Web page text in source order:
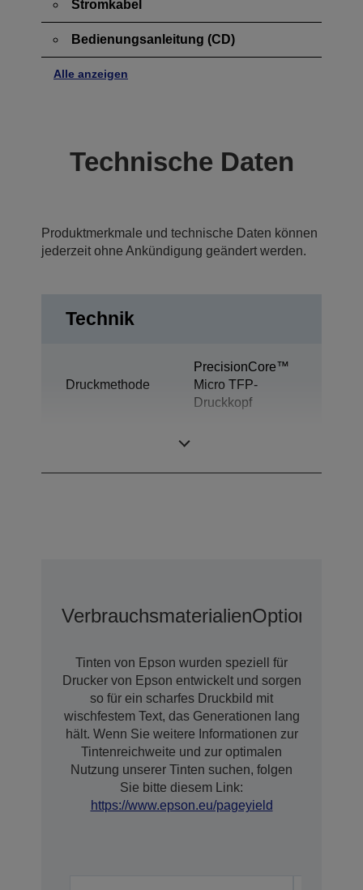
Stromkabel
Bedienungsanleitung (CD)
Alle anzeigen
Technische Daten
Produktmerkmale und technische Daten können
jederzeit ohne Ankündigung geändert werden.
Technik
Druckmethode
PrecisionCore™
Micro TFP-
Druckkopf
VerbrauchsmaterialienOptionen
Tinten von Epson wurden speziell für
Drucker von Epson entwickelt und sorgen
so für ein scharfes Druckbild mit
wischfestem Text, das Generationen lang
hält. Wenn Sie weitere Informationen zur
Tintenreichweite und zur optimalen
Nutzung unserer Tinten suchen, folgen
Sie bitte diesem Link:
https://www.epson.eu/pageyield